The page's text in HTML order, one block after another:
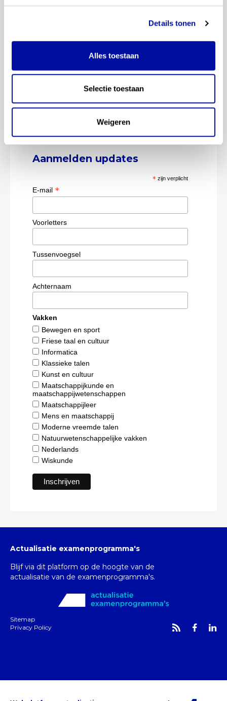
Details tonen
Alles toestaan
Selectie toestaan
Weigeren
Aanmelden updates
* zijn verplicht
E-mail *
Voorletters
Tussenvoegsel
Achternaam
Vakken
Bewegen en sport
Friese taal en cultuur
Informatica
Klassieke talen
Kunst en cultuur
Maatschappijkunde en
maatschappijwetenschappen
Maatschappijleer
Mens en maatschappij
Moderne vreemde talen
Natuurwetenschappelijke vakken
Nederlands
Wiskunde
Actualisatie examenprogramma's
Blijf via dit platform op de hoogte van de
actualisatie van de examenprogramma's.
Sitemap
Privacy Policy